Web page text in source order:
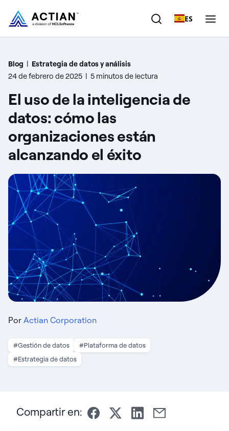
ES
Productos
Clientes
Empresa
Recursos
Blog | Estrategia de datos y análisis
24 de febrero de 2025 | 5 minutos de lectura
El uso de la inteligencia de
datos: cómo las
organizaciones están
alcanzando el éxito
Por Actian Corporation
#Gestión de datos
#Plataforma de datos
#Estrategia de datos
Compartir en: